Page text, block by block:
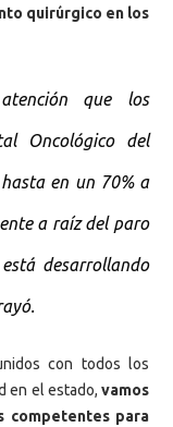
quirúrgico en los
que los
Oncológico del
en un 70% a
a raíz del paro
desarrollando
con todos los
en el estado, vamos
competentes para